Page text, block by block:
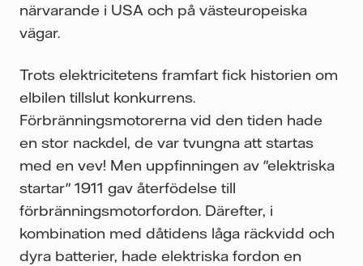
närvarande i USA och på västeuropeiska
vägar.
Trots elektricitetens framfart fick historien om
elbilen tillslut konkurrens.
Förbränningsmotorerna vid den tiden hade
en stor nackdel, de var tvungna att startas
med en vev! Men uppfinningen av "elektriska
startar" 1911 gav återfödelse till
förbränningsmotorfordon. Därefter, i
kombination med dåtidens låga räckvidd och
dyra batterier, hade elektriska fordon en